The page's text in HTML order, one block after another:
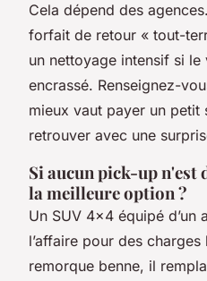
Cela dépend des
forfait de retour « tout-
un nettoyage intensif si le
encrassé. Renseignez-
mieux vaut payer un petit
retrouver avec une
Si aucun pick-up n'est
la meilleure option ?
Un SUV 4x4 équipé d’un
l’affaire pour des
remorque benne, il